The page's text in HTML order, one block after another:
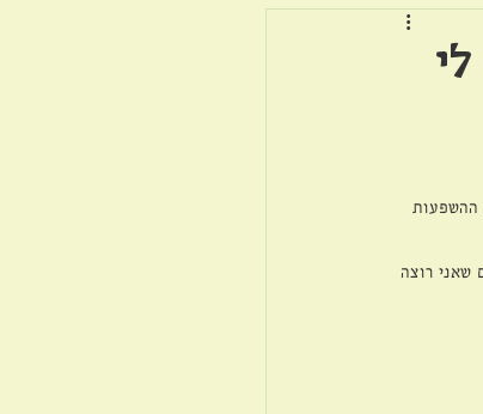
ההשפעות
שאני רוצה